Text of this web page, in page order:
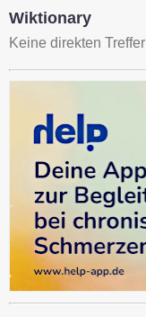
Wiktionary
Keine direkten Treffer